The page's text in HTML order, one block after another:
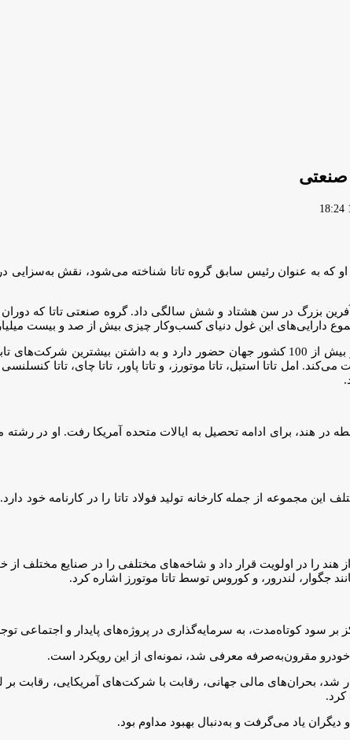
صنعتی
جهانی است. او که به عنوان رئیس سابق گروه تاتا شناخته می‌شود، نقش
بزرگ در سن هشتاد و شش سالگی داد. گروه صنعتی تاتا که دوران
دارایی‌های این غول دنیای کسب‌وکار چیزی بیش از صد و بیست
این گروه صنعتی برای سال‌ها به یکی از نمادهای موفقیت در صنعت و تجارت شناخته شده بود. گروه تاتا در بیش از 100 کشور جهان
تاتا استیل، تاتا موتورز، و تاتا پاور، تاتا چای، تاتا
در هند، برای ادامه تحصیل به ایالات متحده آمریکا رفت. او در
هند را در اولویت قرار داد و شاخه‌های مختلفی را در صنایع مختلف از
جگوار، لندرور، و کوروس توسط تاتا موتورز اشاره کرد.
بر سود کوتاه‌مدت، به سرمایه‌گذاری در پروژه‌های پایدار و اجتماعی
خودرو مقرون‌به‌صرفه معرفی شد، نمونه‌ای از این رویکرد است.
شد، بحران‌های مالی جهانی، رقابت با شرکت‌های آمریکایی، رقابت
کرد.
یاد می‌‌گرفت و به‌دنبال بهبود مداوم بود.